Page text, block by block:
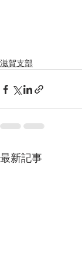
滋賀支部
最新記事